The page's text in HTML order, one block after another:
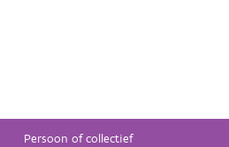
Persoon of collectief